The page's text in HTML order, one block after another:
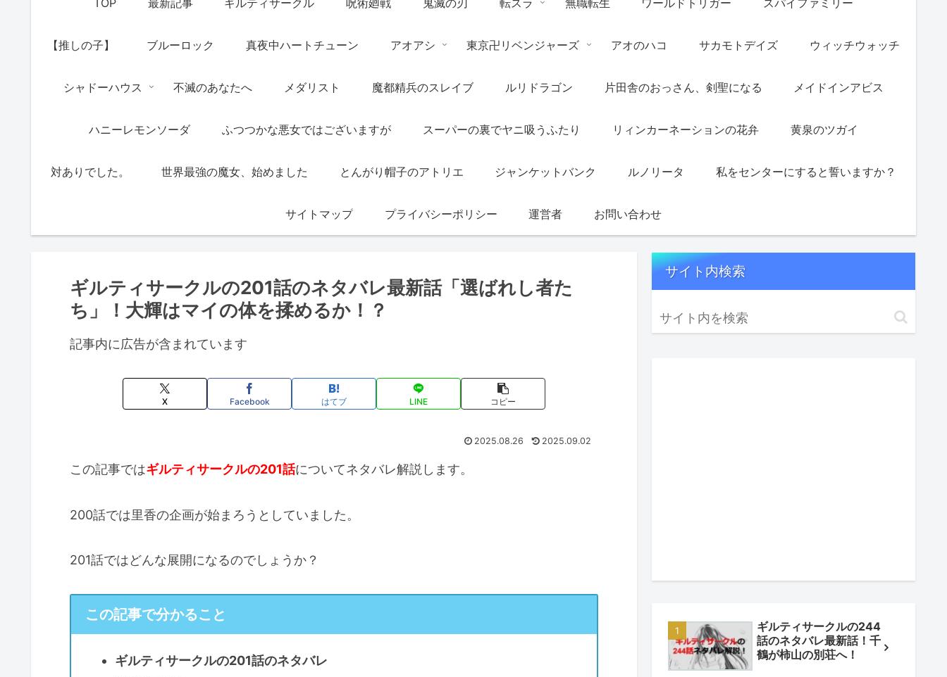
【推しの子】 ブルーロック 真夜中ハートチューン アオアシ 東京卍リベンジャーズ アオのハコ サカモトデイズ ウィッチウォッチ
シャドーハウス 不滅のあなたへ メダリスト 魔都精兵のスレイブ ルリドラゴン 片田舎のおっさん、剣聖になる メイドインアビス
ハニーレモンソーダ ふつつかな悪女ではございますが スーパーの裏でヤニ吸うふたり リィンカーネーションの花弁 黄泉のツガイ
対ありでした。 世界最強の魔女、始めました とんがり帽子のアトリエ ジャンケットバンク ルノリータ 私をセンターにすると誓いますか？
サイトマップ プライバシーポリシー 運営者 お問い合わせ
ギルティサークルの201話のネタバレ最新話「選ばれし者た
ち」！大輝はマイの体を揉めるか！？
記事内に広告が含まれています
X Facebook はてブ LINE コピー
2025.08.26 2025.09.02
この記事ではギルティサークルの201話についてネタバレ解説します。
200話では里香の企画が始まろうとしていました。
201話ではどんな展開になるのでしょうか？
この記事で分かること
ギルティサークルの201話のネタバレ
サイト内検索
ギルティサークルの244
話のネタバレ最新話！千
鶴が柿山の別荘へ！